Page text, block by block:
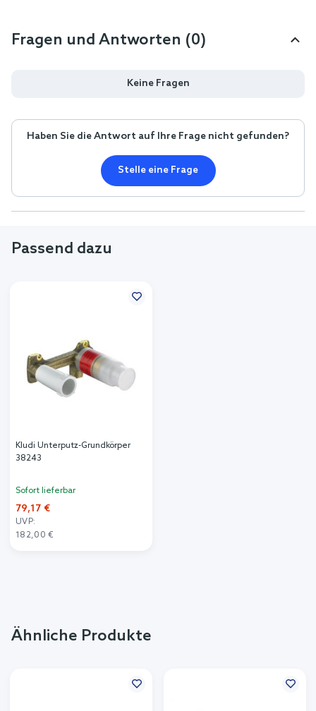
Fragen und Antworten (0)
Keine Fragen
Haben Sie die Antwort auf Ihre Frage nicht gefunden?
Stelle eine Frage
Passend dazu
Kludi Unterputz-Grundkörper
38243
Sofort lieferbar
79,17 €
UVP:
182,00 €
Ähnliche Produkte